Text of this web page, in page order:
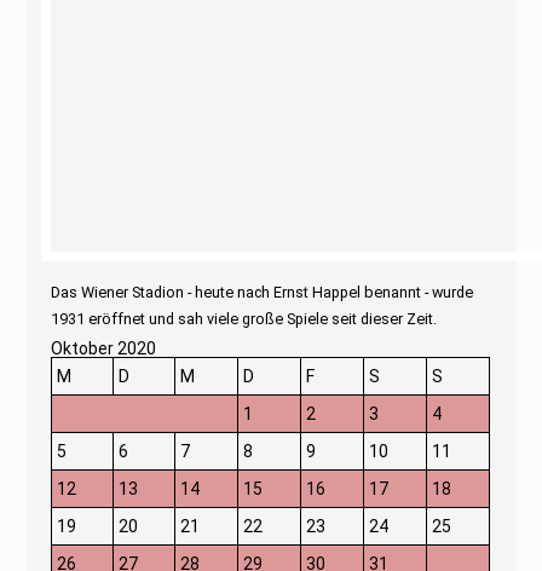
Das Wiener Stadion - heute nach Ernst Happel benannt - wurde
1931 eröffnet und sah viele große Spiele seit dieser Zeit.
Oktober 2020
M
D M D F S
S
1
2 3
4
5
6 7 8 9 10
11
12
13 14 15 16 17
18
19
20 21 22 23 24
25
26
27 28 29 30 31